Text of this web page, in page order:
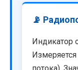
📡
Индикатор